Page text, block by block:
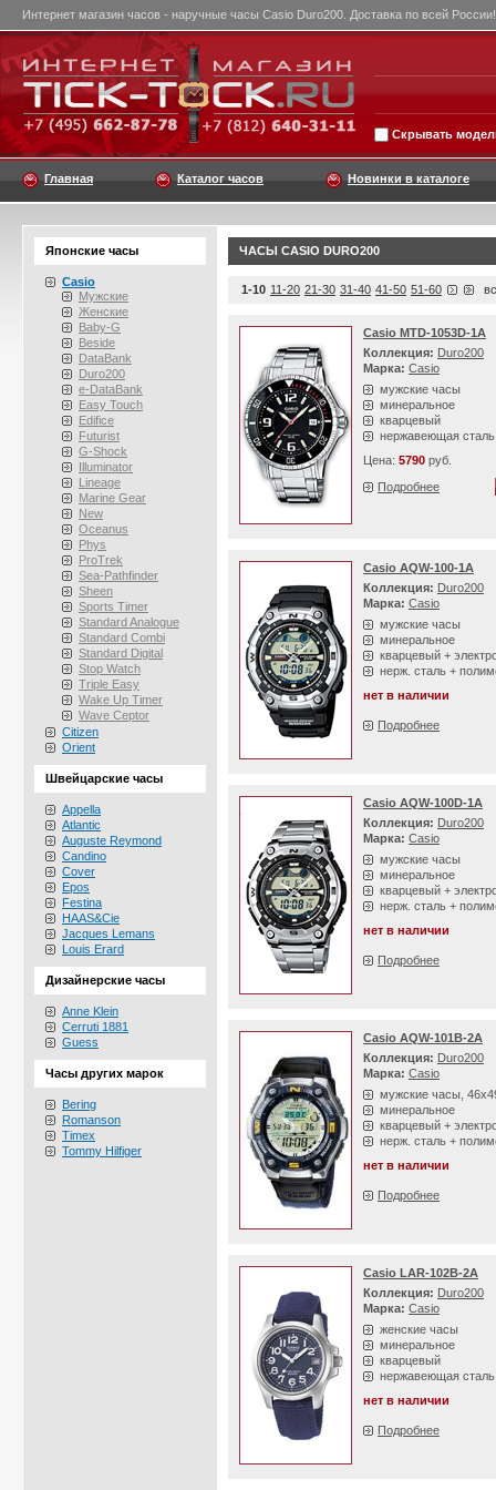
Интернет магазин часов - наручные часы Casio Duro200. Доставка по всей России!
Скрывать
Главная Каталог часов Новинки в каталоге
Японские часы
Casio
Мужские
Женские
Baby-G
Beside
DataBank
Duro200
e-DataBank
Easy Touch
Edifice
Futurist
G-Shock
Illuminator
Lineage
Marine Gear
New
Oceanus
Phys
ProTrek
Sea-Pathfinder
Sheen
Sports Timer
Standard Analogue
Standard Combi
Standard Digital
Stop Watch
Triple Easy
Wake Up Timer
Wave Ceptor
Citizen
Orient
Швейцарские часы
Appella
Atlantic
Auguste Reymond
Candino
Cover
Epos
Festina
HAAS&Cie
Jacques Lemans
Louis Erard
Дизайнерские часы
Anne Klein
Cerruti 1881
Guess
Часы других марок
Bering
Romanson
Timex
Tommy Hilfiger
ЧАСЫ CASIO DURO200
1-10 11-20 21-30 31-40 41-50 51-60
Casio MTD-1053D-1A
Коллекция: Duro200
Марка: Casio
мужские часы
минеральное
кварцевый
нержавеющая сталь
Цена: 5790 руб.
Подробнее
Casio AQW-100-1A
Коллекция: Duro200
Марка: Casio
мужские часы
минеральное
кварцевый +
нерж. сталь +
нет в наличии
Подробнее
Casio AQW-100D-1A
Коллекция: Duro200
Марка: Casio
мужские часы
минеральное
кварцевый +
нерж. сталь +
нет в наличии
Подробнее
Casio AQW-101B-2A
Коллекция: Duro200
Марка: Casio
мужские часы,
минеральное
кварцевый +
нерж. сталь +
нет в наличии
Подробнее
Casio LAR-102B-2A
Коллекция: Duro200
Марка: Casio
женские часы
минеральное
кварцевый
нержавеющая сталь
нет в наличии
Подробнее